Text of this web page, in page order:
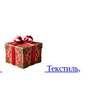
Текстиль,